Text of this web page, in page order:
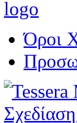
Όροι